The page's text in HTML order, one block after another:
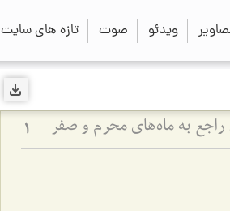
ویدئو صوت تازه های سایت
راجع به ماه‌های محرم و صفر 1